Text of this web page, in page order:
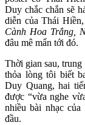
Duy chắc chắn sẽ
diễn của Thái
Cành Hoa Trắng,
đâu mê mẩn tới đó.
Thời gian sau,
thỏa lòng tôi biết
Duy Quang, hai
được “vừa nghe
nhiều bài nhạc
đầu.